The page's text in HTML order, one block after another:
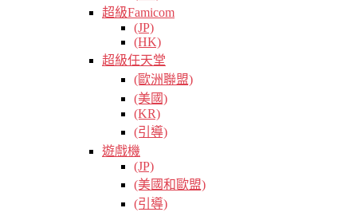
超級Famicom
(JP)
(HK)
超級任天堂
(歐洲聯盟)
(美國)
(KR)
(引導)
遊戲機
(JP)
(美國和歐盟)
(引導)